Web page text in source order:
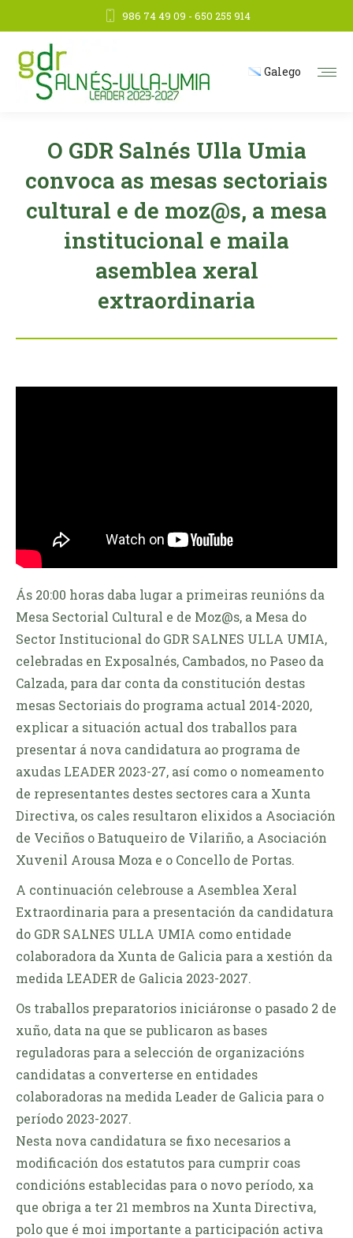
986 74 49 09 - 650 255 914
Galego
O GDR Salnés Ulla Umia
convoca as mesas sectoriais
cultural e de moz@s, a mesa
institucional e maila
asemblea xeral
extraordinaria
Ás 20:00 horas daba lugar a primeiras reunións da
Mesa Sectorial Cultural e de Moz@s, a Mesa do
Sector Institucional do GDR SALNES ULLA UMIA,
celebradas en Exposalnés, Cambados, no Paseo da
Calzada, para dar conta da constitución destas
mesas Sectoriais do programa actual 2014-2020,
explicar a situación actual dos traballos para
presentar á nova candidatura ao programa de
axudas LEADER 2023-27, así como o nomeamento
de representantes destes sectores cara a Xunta
Directiva, os cales resultaron elixidos a Asociación
de Veciños o Batuqueiro de Vilariño, a Asociación
Xuvenil Arousa Moza e o Concello de Portas.
A continuación celebrouse a Asemblea Xeral
Extraordinaria para a presentación da candidatura
do GDR SALNES ULLA UMIA como entidade
colaboradora da Xunta de Galicia para a xestión da
medida LEADER de Galicia 2023-2027.
Os traballos preparatorios iniciáronse o pasado 2 de
xuño, data na que se publicaron as bases
reguladoras para a selección de organizacións
candidatas a converterse en entidades
colaboradoras na medida Leader de Galicia para o
período 2023-2027.
Nesta nova candidatura se fixo necesarios a
modificación dos estatutos para cumprir coas
condicións establecidas para o novo período, xa
que obriga a ter 21 membros na Xunta Directiva,
polo que é moi importante a participación activa